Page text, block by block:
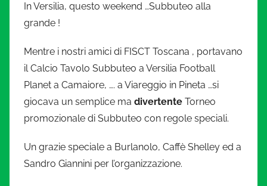
m
In Versilia, questo weekend …Subbuteo alla
grande !
Mentre i nostri amici di FISCT Toscana , portavano
il Calcio Tavolo Subbuteo a Versilia Football
Planet a Camaiore, …. a Viareggio in Pineta …si
giocava un semplice ma divertente Torneo
promozionale di Subbuteo con regole speciali.
Un grazie speciale a Burlanolo, Caffè Shelley ed a
Sandro Giannini per l’organizzazione.